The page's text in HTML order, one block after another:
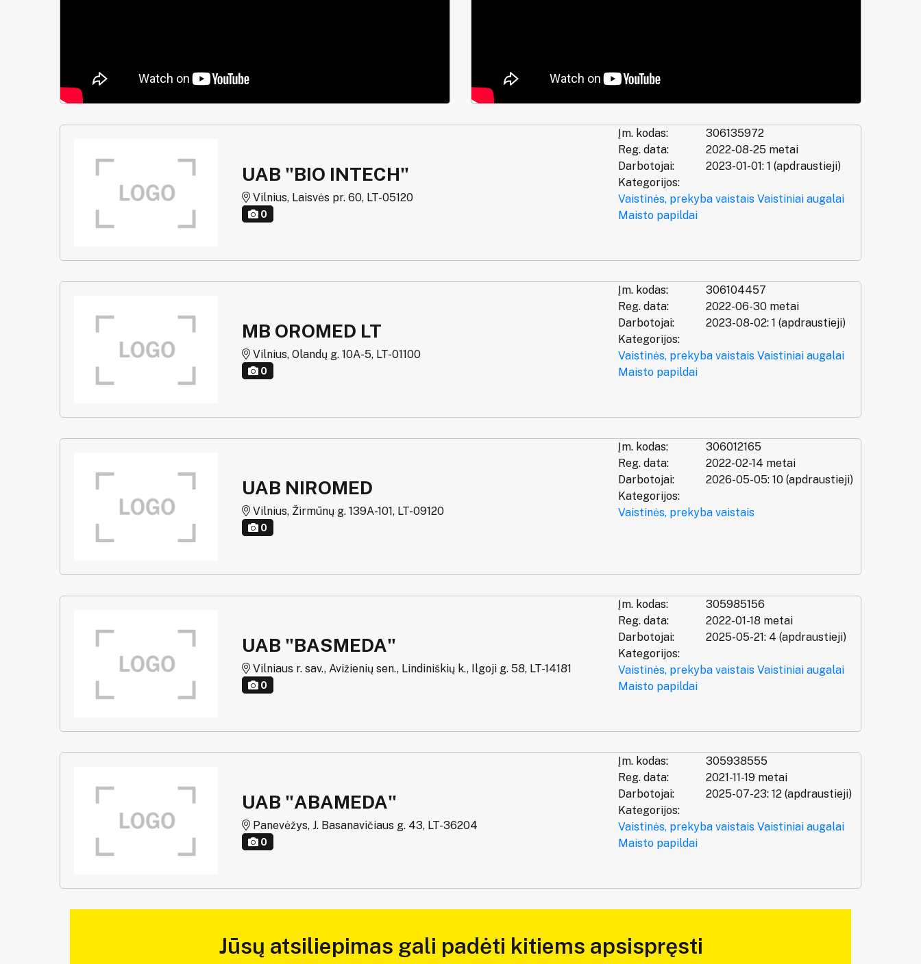
UAB "BIO INTECH"
Vilnius, Laisvės pr. 60, LT-05120
0
Įm. kodas:
306135972
Reg. data:
2022-08-25 metai
Darbotojai:
2023-01-01: 1 (apdraustieji)
Kategorijos:
Vaistinės, prekyba vaistais Vaistiniai augalai
Maisto papildai
MB OROMED LT
Vilnius, Olandų g. 10A-5, LT-01100
0
Įm. kodas:
306104457
Reg. data:
2022-06-30 metai
Darbotojai:
2023-08-02: 1 (apdraustieji)
Kategorijos:
Vaistinės, prekyba vaistais Vaistiniai augalai
Maisto papildai
UAB NIROMED
Vilnius, Žirmūnų g. 139A-101, LT-09120
0
Įm. kodas:
306012165
Reg. data:
2022-02-14 metai
Darbotojai:
2026-05-05: 10 (apdraustieji)
Kategorijos:
Vaistinės, prekyba vaistais
UAB "BASMEDA"
Vilniaus r. sav., Avižienių sen., Lindiniškių k., Ilgoji g. 58, LT-14181
0
Įm. kodas:
305985156
Reg. data:
2022-01-18 metai
Darbotojai:
2025-05-21: 4 (apdraustieji)
Kategorijos:
Vaistinės, prekyba vaistais Vaistiniai augalai
Maisto papildai
UAB "ABAMEDA"
Panevėžys, J. Basanavičiaus g. 43, LT-36204
0
Įm. kodas:
305938555
Reg. data:
2021-11-19 metai
Darbotojai:
2025-07-23: 12 (apdraustieji)
Kategorijos:
Vaistinės, prekyba vaistais Vaistiniai augalai
Maisto papildai
Jūsų atsiliepimas gali padėti kitiems apsispręsti